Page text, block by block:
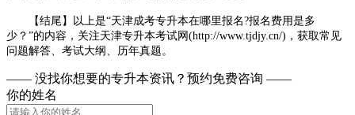
【结尾】以上是“天津成考专升本在哪里报名?报名费用是多
少？”的内容，关注天津专升本考试网(http://www.tjdjy.cn/)，获取常见
问题解答、考试大纲、历年真题。
—— 没找你想要的专升本资讯？ 预约免费咨询 ——
你的姓名